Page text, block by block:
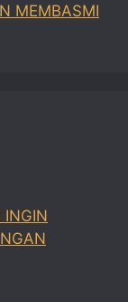
MEMBASMI
INGIN